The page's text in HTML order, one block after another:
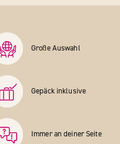
Große Auswahl
Gepäck inklusive
Immer an deiner Seite